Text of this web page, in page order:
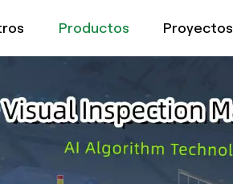
Productos Proyectos